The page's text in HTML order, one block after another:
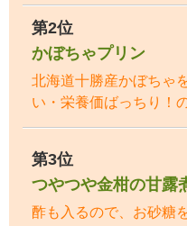
第2位
かぼちゃプリン
北海道十勝産かぼちゃ
い・栄養価ばっちり！
第3位
つやつや金柑の甘露
酢も入るので、お砂糖